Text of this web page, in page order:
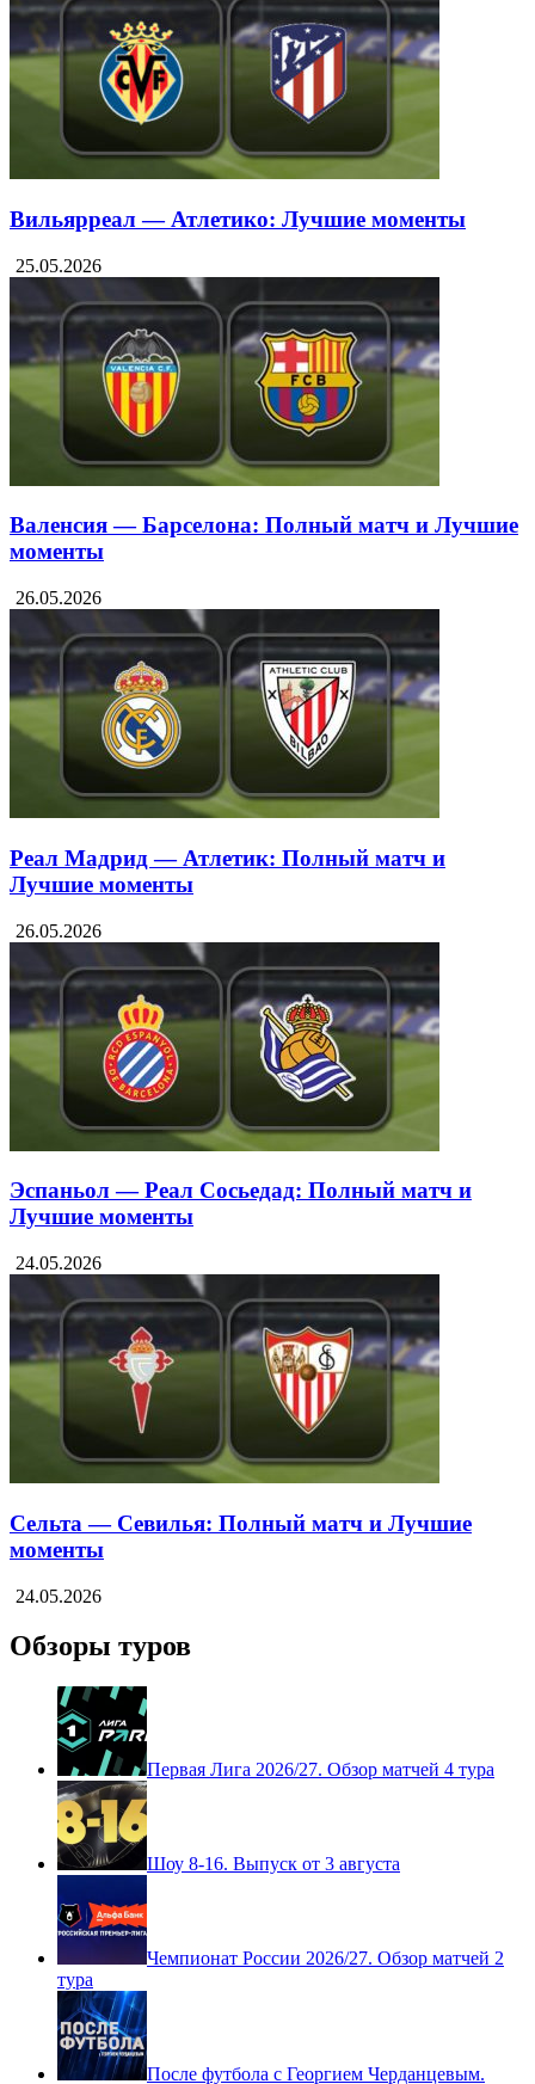
Вильярреал — Атлетико: Лучшие моменты
25.05.2026
Валенсия — Барселона: Полный матч и Лучшие
моменты
26.05.2026
Реал Мадрид — Атлетик: Полный матч и
Лучшие моменты
26.05.2026
Эспаньол — Реал Сосьедад: Полный матч и
Лучшие моменты
24.05.2026
Сельта — Севилья: Полный матч и Лучшие
моменты
24.05.2026
Обзоры туров
Первая Лига 2026/27. Обзор матчей 4 тура
Шоу 8-16. Выпуск от 3 августа
Чемпионат России 2026/27. Обзор матчей 2
тура
После футбола с Георгием Черданцевым.